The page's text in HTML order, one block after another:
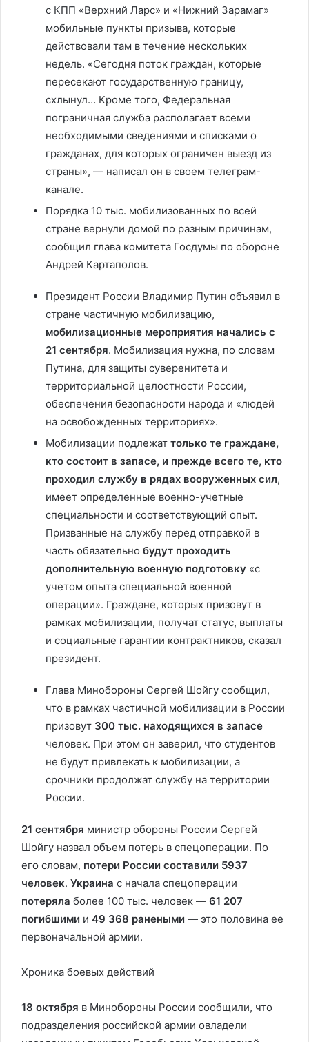
с КПП «Верхний Ларс» и «Нижний Зарамаг»
мобильные пункты призыва, которые
действовали там в течение нескольких
недель. «Сегодня поток граждан, которые
пересекают государственную границу,
схлынул… Кроме того, Федеральная
пограничная служба располагает всеми
необходимыми сведениями и списками о
гражданах, для которых ограничен выезд из
страны», — написал он в своем телеграм-
канале.
Порядка 10 тыс. мобилизованных по всей
стране вернули домой по разным причинам,
сообщил глава комитета Госдумы по обороне
Андрей Картаполов.
Президент России Владимир Путин объявил в
стране частичную мобилизацию,
мобилизационные мероприятия начались с
21 сентября. Мобилизация нужна, по словам
Путина, для защиты суверенитета и
территориальной целостности России,
обеспечения безопасности народа и «людей
на освобожденных территориях».
Мобилизации подлежат только те граждане,
кто состоит в запасе, и прежде всего те, кто
проходил службу в рядах вооруженных сил,
имеет определенные военно-учетные
специальности и соответствующий опыт.
Призванные на службу перед отправкой в
часть обязательно будут проходить
дополнительную военную подготовку «с
учетом опыта специальной военной
операции». Граждане, которых призовут в
рамках мобилизации, получат статус, выплаты
и социальные гарантии контрактников, сказал
президент.
Глава Минобороны Сергей Шойгу сообщил,
что в рамках частичной мобилизации в России
призовут 300 тыс. находящихся в запасе
человек. При этом он заверил, что студентов
не будут привлекать к мобилизации, а
срочники продолжат службу на территории
России.
21 сентября министр обороны России Сергей
Шойгу назвал объем потерь в спецоперации. По
его словам, потери России составили 5937
человек. Украина с начала спецоперации
потеряла более 100 тыс. человек — 61 207
погибшими и 49 368 ранеными — это половина ее
первоначальной армии.
Хроника боевых действий
18 октября в Минобороны России сообщили, что
подразделения российской армии овладели